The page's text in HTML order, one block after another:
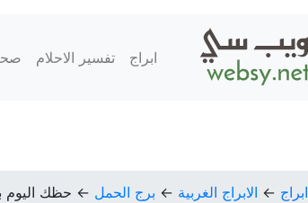
ابراج تفسير الاحلام
ابراج ← الابراج الغربية ← برج الحمل ← حظك اليوم